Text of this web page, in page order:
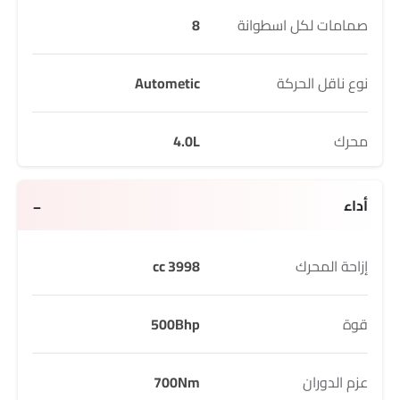
صمامات لكل اسطوانة 8
نوع ناقل الحركة Autometic
محرك 4.0L
أداء
إزاحة المحرك 3998 cc
قوة 500Bhp
عزم الدوران 700Nm